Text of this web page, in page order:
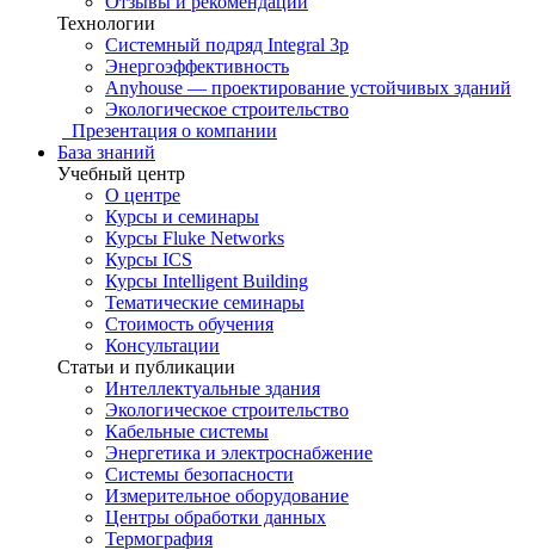
Технологии
Системный подряд Integral 3p
Энергоэффективность
Anyhouse — проектирование устойчивых зданий
Экологическое строительство
Презентация о компании
База знаний
Учебный центр
О центре
Курсы и семинары
Курсы Fluke Networks
Курсы ICS
Курсы Intelligent Building
Тематические семинары
Стоимость обучения
Консультации
Статьи и публикации
Интеллектуальные здания
Экологическое строительство
Кабельные системы
Энергетика и электроснабжение
Системы безопасности
Измерительное оборудование
Центры обработки данных
Термография